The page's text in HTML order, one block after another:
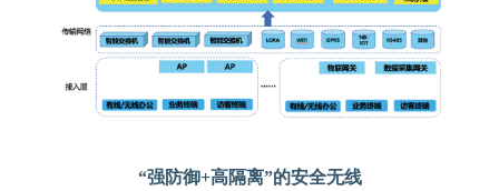
“强防御+高隔离”的安全无线